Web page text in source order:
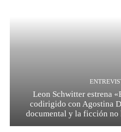
Leon Schwitter estrena
codirigido con Agostina
documental y la ficción no